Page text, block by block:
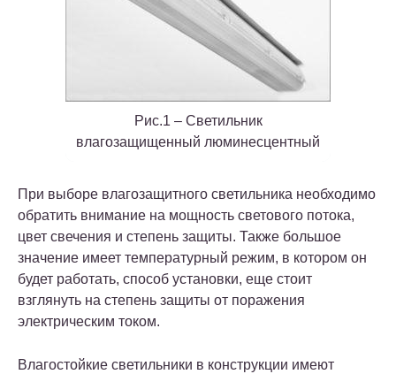
Рис.1 – Светильник
влагозащищенный люминесцентный
При выборе влагозащитного светильника необходимо
обратить внимание на мощность светового потока,
цвет свечения и степень защиты. Также большое
значение имеет температурный режим, в котором он
будет работать, способ установки, еще стоит
взглянуть на степень защиты от поражения
электрическим током.
Влагостойкие светильники в конструкции имеют